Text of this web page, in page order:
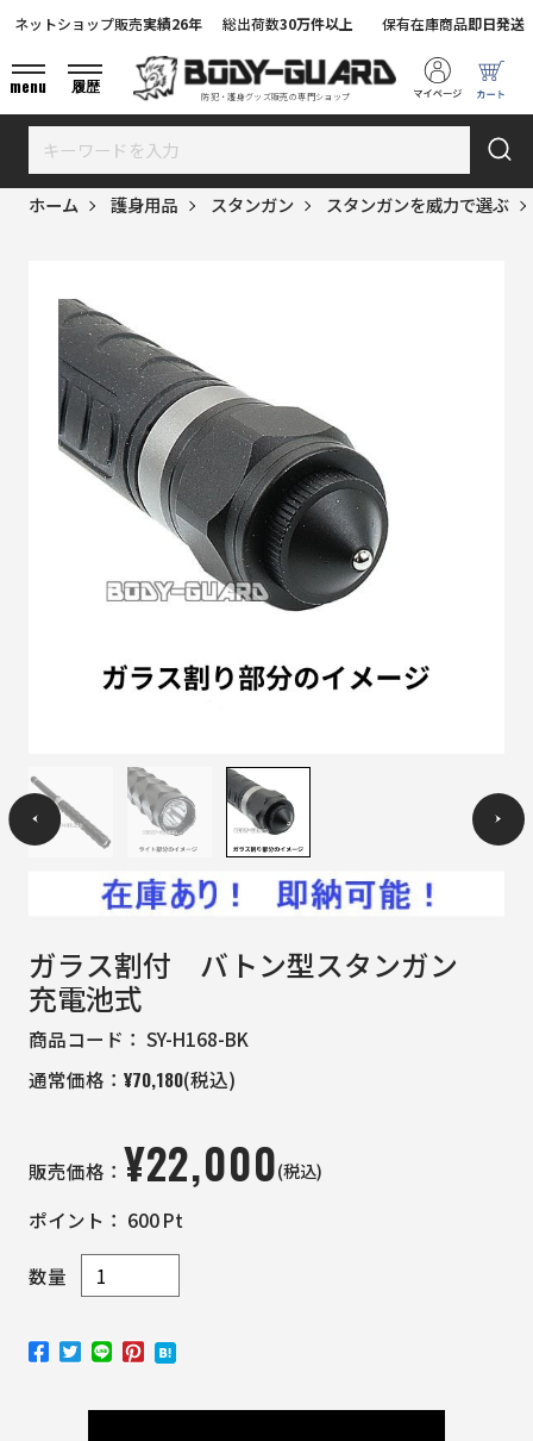
防犯・護身グッズ販売の専門ショップ
ネットショップ販売実績26年 総出荷数30万件以上 保有在庫商品即日発送
menu 履歴
ホーム 護身用品 スタンガン スタンガンを威力で選ぶ
ガラス割付 バトン型スタンガン
充電池式
商品コード： SY-H168-BK
通常価格： ¥70,180(税込)
販売価格： ¥22,000(税込)
ポイント： 600Pt
数量